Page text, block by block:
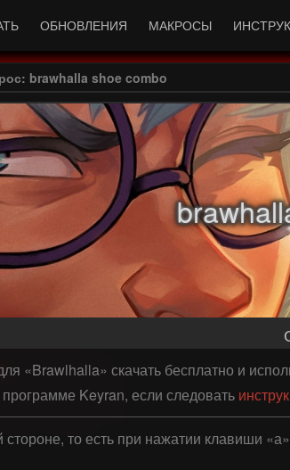
ОБНОВЛЕНИЯ МАКРОСЫ
brawhalla shoe combo
«Brawlhalla» скачать бесплатно и
Keyran, если следовать
стороне, то есть при нажатии клавиши